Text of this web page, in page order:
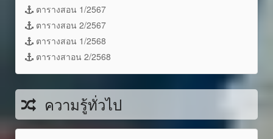
ตารางสอน 1/2567
ตารางสอน 2/2567
ตารางสอน 1/2568
ตารางสาอน 2/2568
ความรู้ทั่วไป